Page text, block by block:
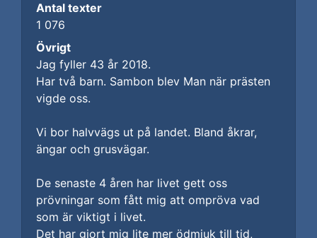
Antal texter
1 076
Övrigt
Jag fyller 43 år 2018.
Har två barn. Sambon blev Man när prästen
vigde oss.
Vi bor halvvägs ut på landet. Bland åkrar,
ängar och grusvägar.
De senaste 4 åren har livet gett oss
prövningar som fått mig att ompröva vad
som är viktigt i livet.
Det har gjort mig lite mer ödmjuk till tid,